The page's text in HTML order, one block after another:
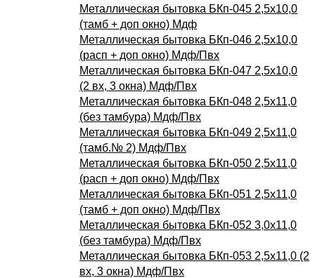
Металлическая бытовка БКп-045 2,5х10,0
(тамб + доп окно) Мдф
Металлическая бытовка БКп-046 2,5х10,0
(расп + доп окно) Мдф/Пвх
Металлическая бытовка БКп-047 2,5х10,0
(2 вх, 3 окна) Мдф/Пвх
Металлическая бытовка БКп-048 2,5х11,0
(без тамбура) Мдф/Пвх
Металлическая бытовка БКп-049 2,5х11,0
(тамб.№ 2) Мдф/Пвх
Металлическая бытовка БКп-050 2,5х11,0
(расп + доп окно) Мдф/Пвх
Металлическая бытовка БКп-051 2,5х11,0
(тамб + доп окно) Мдф/Пвх
Металлическая бытовка БКп-052 3,0х11,0
(без тамбура) Мдф/Пвх
Металлическая бытовка БКп-053 2,5х11,0 (2
вх, 3 окна) Мдф/Пвх